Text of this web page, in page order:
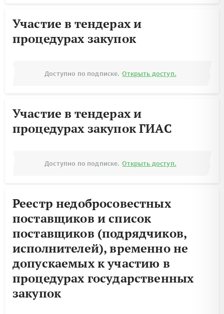
Участие в тендерах и
процедурах закупок
Доступно по подписке. Открыть доступ.
Участие в тендерах и
процедурах закупок ГИАС
Доступно по подписке. Открыть доступ.
Реестр недобросовестных
поставщиков и список
поставщиков (подрядчиков,
исполнителей), временно не
допускаемых к участию в
процедурах государственных
закупок